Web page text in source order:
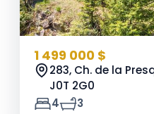
1 499 000 $
283, Ch. de la
J0T 2G0
4
3